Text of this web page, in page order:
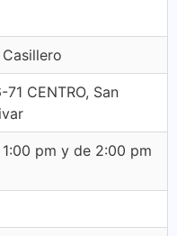
71 CENTRO, San
pm y de 2:00 pm